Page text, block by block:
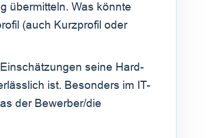
übermitteln. Was könnte
(auch Kurzprofil oder
seine Hard-
ist. Besonders im IT-
der Bewerber/die